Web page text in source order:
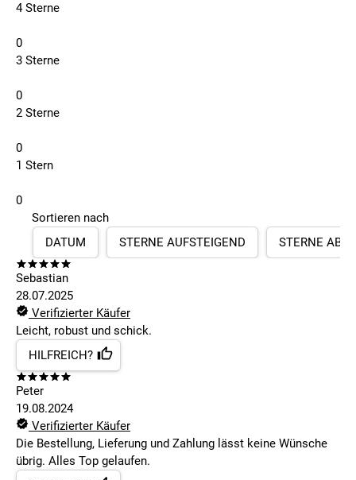
4 Sterne
0
3 Sterne
0
2 Sterne
0
1 Stern
0
Sortieren nach
DATUM
STERNE AUFSTEIGEND STERNE
Sebastian
28.07.2025
Verifizierter Käufer
Leicht, robust und schick.
HILFREICH?
Peter
19.08.2024
Verifizierter Käufer
Die Bestellung, Lieferung und Zahlung lässt keine Wünsche
übrig. Alles Top gelaufen.